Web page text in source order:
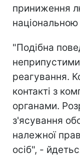
приниження
"Подібна
реагування.
контакті з
органами.
з'ясування
належної
осіб", -